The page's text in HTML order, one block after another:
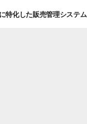
特化した販売管理システム